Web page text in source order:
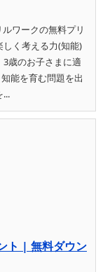
ワークの無料プリ
く考える力(知能)
歳のお子さまに適
能を育む問題を出
...
ト | 無料ダウン